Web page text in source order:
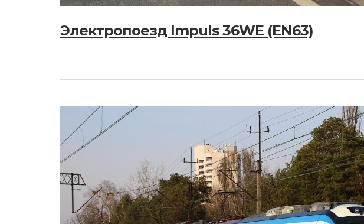
Электропоезд Impuls 36WE (EN63)